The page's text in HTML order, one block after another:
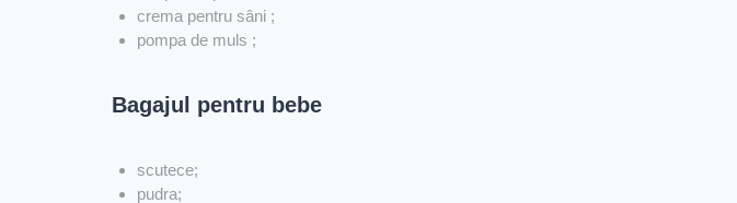
crema pentru sâni ;
pompa de muls ;
Bagajul pentru bebe
scutece;
pudra;